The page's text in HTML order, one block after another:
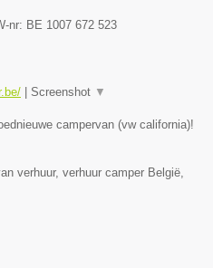
nr: BE 1007 672 523
Screenshot ▼
campervan (vw california)!
verhuur, verhuur camper België,